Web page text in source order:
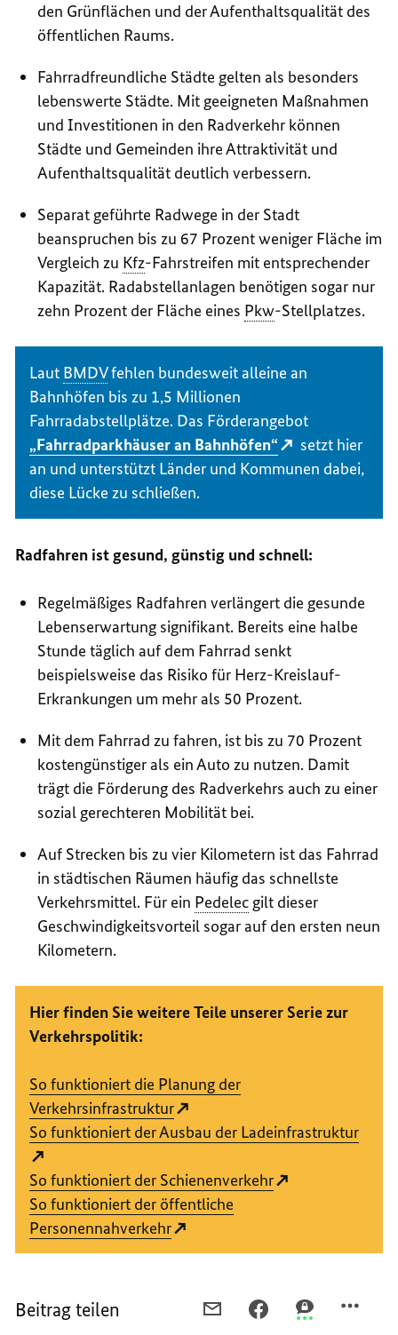
den Grünflächen und der Aufenthaltsqualität des
öffentlichen Raums.
Fahrradfreundliche Städte gelten als besonders
lebenswerte Städte. Mit geeigneten Maßnahmen
und Investitionen in den Radverkehr können
Städte und Gemeinden ihre Attraktivität und
Aufenthaltsqualität deutlich verbessern.
Separat geführte Radwege in der Stadt
beanspruchen bis zu 67 Prozent weniger Fläche im
Vergleich zu Kfz-Fahrstreifen mit entsprechender
Kapazität. Radabstellanlagen benötigen sogar nur
zehn Prozent der Fläche eines Pkw-Stellplatzes.
Laut BMDVfehlen bundesweit alleine an
Bahnhöfen bis zu 1,5 Millionen
Fahrradabstellplätze. Das Förderangebot
„Fahrradparkhäuser an Bahnhöfen“
setzt hier
an und unterstützt Länder und Kommunen dabei,
diese Lücke zu schließen.
Radfahren ist gesund, günstig und schnell:
Regelmäßiges Radfahren verlängert die gesunde
Lebenserwartung signifikant. Bereits eine halbe
Stunde täglich auf dem Fahrrad senkt
beispielsweise das Risiko für Herz-Kreislauf-
Erkrankungen um mehr als 50 Prozent.
Mit dem Fahrrad zu fahren, ist bis zu 70 Prozent
kostengünstiger als ein Auto zu nutzen. Damit
trägt die Förderung des Radverkehrs auch zu einer
sozial gerechteren Mobilität bei.
Auf Strecken bis zu vier Kilometern ist das Fahrrad
in städtischen Räumen häufig das schnellste
Verkehrsmittel. Für ein Pedelec gilt dieser
Geschwindigkeitsvorteil sogar auf den ersten neun
Kilometern.
Hier finden Sie weitere Teile unserer Serie zur
Verkehrspolitik:
So funktioniert die Planung der
Verkehrsinfrastruktur
So funktioniert der Ausbau der Ladeinfrastruktur
So funktioniert der Schienenverkehr
So funktioniert der öffentliche
Personennahverkehr
Beitrag teilen